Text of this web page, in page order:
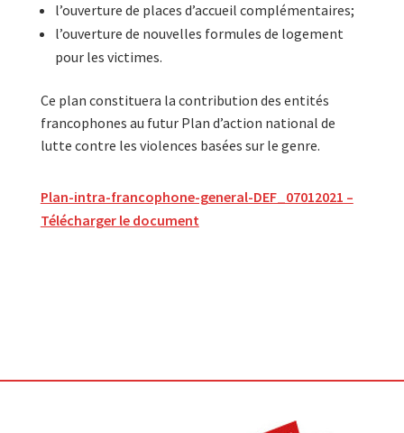
l’ouverture de places d’accueil complémentaires;
l’ouverture de nouvelles formules de logement
pour les victimes.
Ce plan constituera la contribution des entités
francophones au futur Plan d’action national de
lutte contre les violences basées sur le genre.
Plan-intra-francophone-general-DEF_07012021 –
Télécharger le document